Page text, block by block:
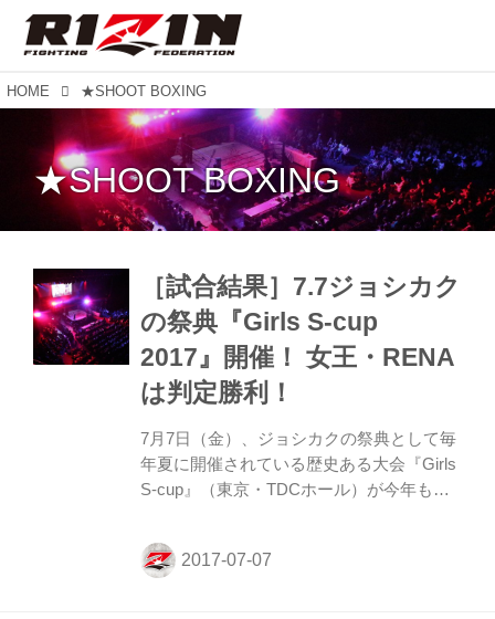
HOME ★SHOOT BOXING
★SHOOT BOXING
［試合結果］7.7ジョシカク
の祭典『Girls S-cup
2017』開催！ 女王・RENA
は判定勝利！
7月7日（金）、ジョシカクの祭典として毎
年夏に開催されている歴史ある大会『Girls
S-cup』（東京・TDCホール）が今年も開
シカクファイターたちが多数参戦した。
RIZINで４連勝中と負け知らずのギャビ・